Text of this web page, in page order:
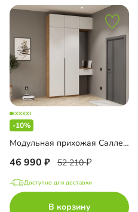
-10%
Модульная прихожая Салленс-3
46 990 52 210
Доступно для доставки
В корзину